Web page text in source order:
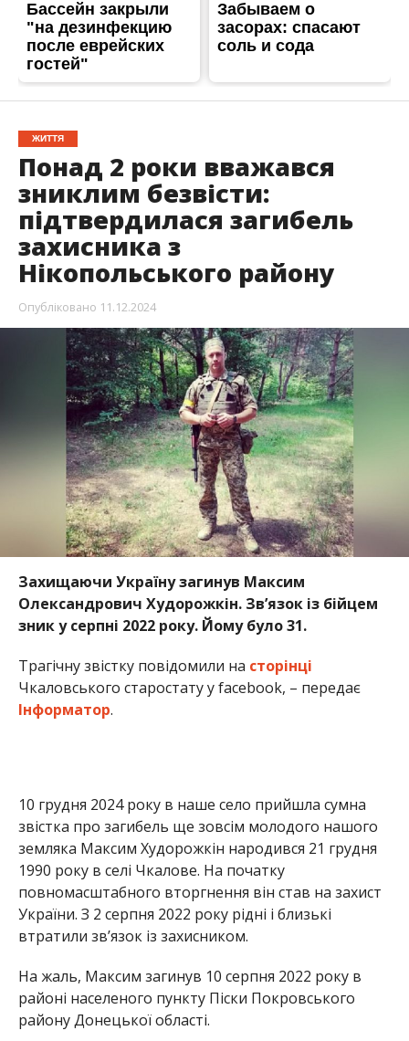
Понад 2 роки вважався
зниклим безвісти:
підтвердилася загибель
захисника з
Нікопольського району
Опубліковано11.12.2024
Захищаючи Україну загинув Максим
Олександрович Худорожкін. Зв’язок із бійцем
зник у серпні 2022 року. Йому було 31.
Трагічну звістку повідомили насторінці
Чкаловського старостату у facebook, – передає
1990 року в селі Чкалове. На початку
повномасштабного вторгнення він став на захист
України. З 2 серпня 2022 року рідні і близькі
втратили зв’язок із захисником.
На жаль, Максим загинув 10 серпня 2022 року в
районі населеного пункту Піски Покровського
Висловлюємо щирі співчуття рідним та близьким
полеглого Героя.